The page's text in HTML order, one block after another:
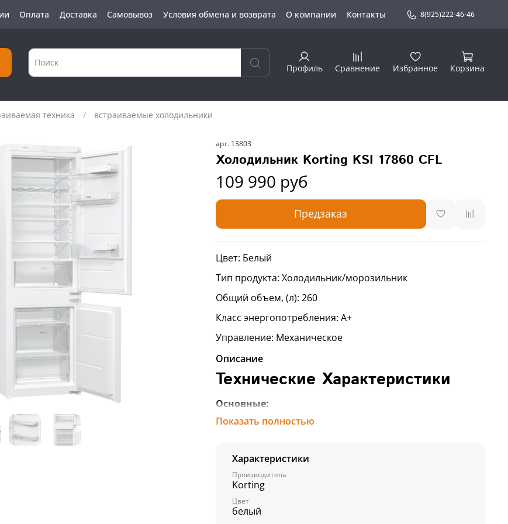
Оплата Доставка Самовывоз Условия обмена и возврата О компании Контакты 8(925)222-46-46
Профиль Сравнение Избранное Корзина
техника встраиваемые холодильники
арт. 13803
Холодильник Korting KSI 17860 CFL
109 990 руб
Предзаказ
Цвет: Белый
Тип продукта: Холодильник/морозильник
Общий объем, (л): 260
Класс энергопотребления: A+
Управление: Механическое
Описание
Технические Характеристики
Основные:
Тип:
Цвет:Белый
Варианты цвета:
Управление:
Дисплей:Нет
Показать полностью
Характеристики
Производитель
Korting
Цвет
белый